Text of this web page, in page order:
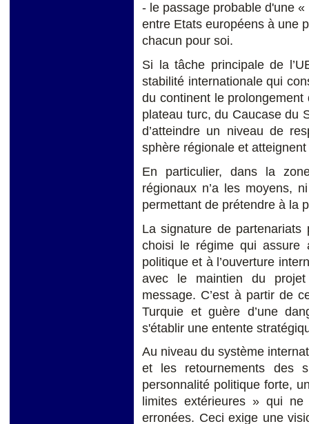
- le passage probable d'une
entre Etats européens à une
chacun pour soi.
Si la tâche principale de
stabilité internationale qui
du continent le
plateau turc, du Caucase du
d’atteindre un niveau de
sphère régionale et
En particulier, dans la
régionaux n’a les moyens,
permettant de prétendre à la
La signature de
choisi le régime qui assure
politique et à l’ouverture
avec le maintien du
message. C’est à partir de
Turquie et guère d’une
s'établir une entente
Au niveau du système
et les retournements des
personnalité politique forte,
limites extérieures » qui
erronées. Ceci exige une